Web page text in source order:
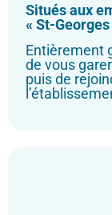
Situés aux
« St-
Entièrement
de vous
puis de